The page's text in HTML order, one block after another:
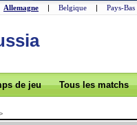
Allemagne | Belgique | Pays-Bas
de jeu Tous les matchs